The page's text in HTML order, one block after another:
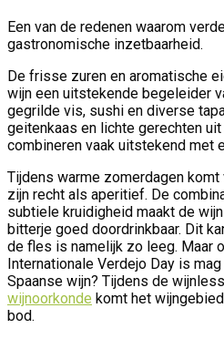
Een van de redenen waarom
gastronomische inzetbaarheid.
De frisse zuren en aromatische
wijn een uitstekende begeleider
gegrilde vis, sushi en diverse
geitenkaas en lichte gerechten
combineren vaak uitstekend met
Tijdens warme zomerdagen
zijn recht als aperitief. De
subtiele kruidigheid maakt de
bitterje goed doordrinkbaar. Dit
de fles is namelijk zo leeg. Maar
Internationale Verdejo Day is
Spaanse wijn? Tijdens de
wijnoorkonde komt het
bod.